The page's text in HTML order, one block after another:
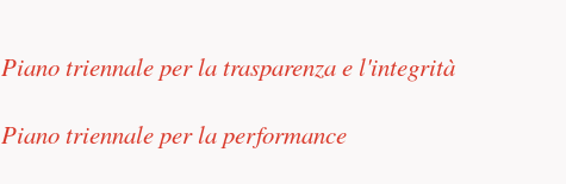
Piano triennale per la trasparenza e l'integrità
Piano triennale per la performance